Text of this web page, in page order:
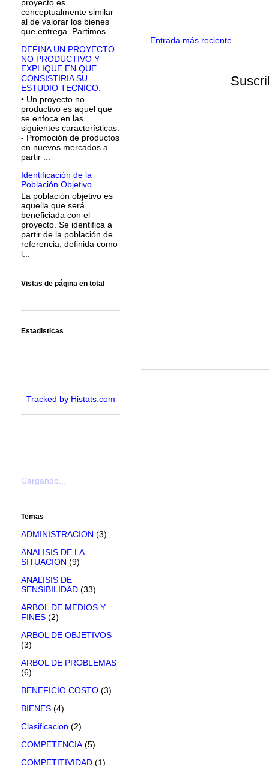
Entrada más reciente
proyecto es
conceptualmente similar
al de valorar los bienes
que entrega. Partimos...
DEFINA UN PROYECTO
NO PRODUCTIVO Y
EXPLIQUE EN QUE
CONSISTIRIA SU
ESTUDIO TECNICO.
• Un proyecto no
productivo es aquel que
se enfoca en las
siguientes características:
- Promoción de productos
en nuevos mercados a
partir ...
Identificación de la
Población Objetivo
La población objetivo es
aquella que será
beneficiada con el
proyecto. Se identifica a
partir de la población de
referencia, definida como
l...
Vistas de página en total
Estadisticas
Tracked by Histats.com
Cargando...
Temas
ADMINISTRACION (3)
ANALISIS DE LA
SITUACION (9)
ANALISIS DE
SENSIBILIDAD (33)
ARBOL DE MEDIOS Y
FINES (2)
ARBOL DE OBJETIVOS
(3)
ARBOL DE PROBLEMAS
(6)
BENEFICIO COSTO (3)
BIENES (4)
Clasificacion (2)
COMPETENCIA (5)
COMPETITIVIDAD (1)